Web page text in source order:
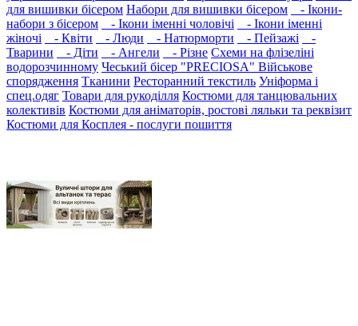
для вишивки бісером Набори для вишивки бісером
- Ікони-
набори з бісером
- Ікони іменні чоловічі
- Ікони іменні
жіночі
- Квіти - Люди - Натюрморти - Пейзажі
-
Тварини
- Діти - Ангели - Різне Схеми на флізеліні
водорозчинному Чеський бісер "PRECIOSA" Військове
спорядження Тканини Ресторанний текстиль Уніформа і
спец.одяг Товари для рукоділля Костюми для танцювальних
колективів Костюми для аніматорів, ростові ляльки та реквізит
Костюми для Косплея - послуги пошиття